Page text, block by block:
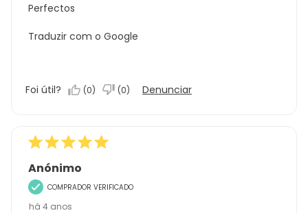
Perfectos
Traduzir com o Google
Foi útil? (0) (0) Denunciar
Anónimo
COMPRADOR VERIFICADO
há 4 anos